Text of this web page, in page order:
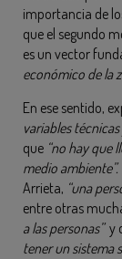
importancia de
que el segundo
es un vector
económico de la
En ese sentido,
variables
que “no hay que
medio ambiente”.
Arrieta, “una
entre otras
a las personas” y
tener un sistema